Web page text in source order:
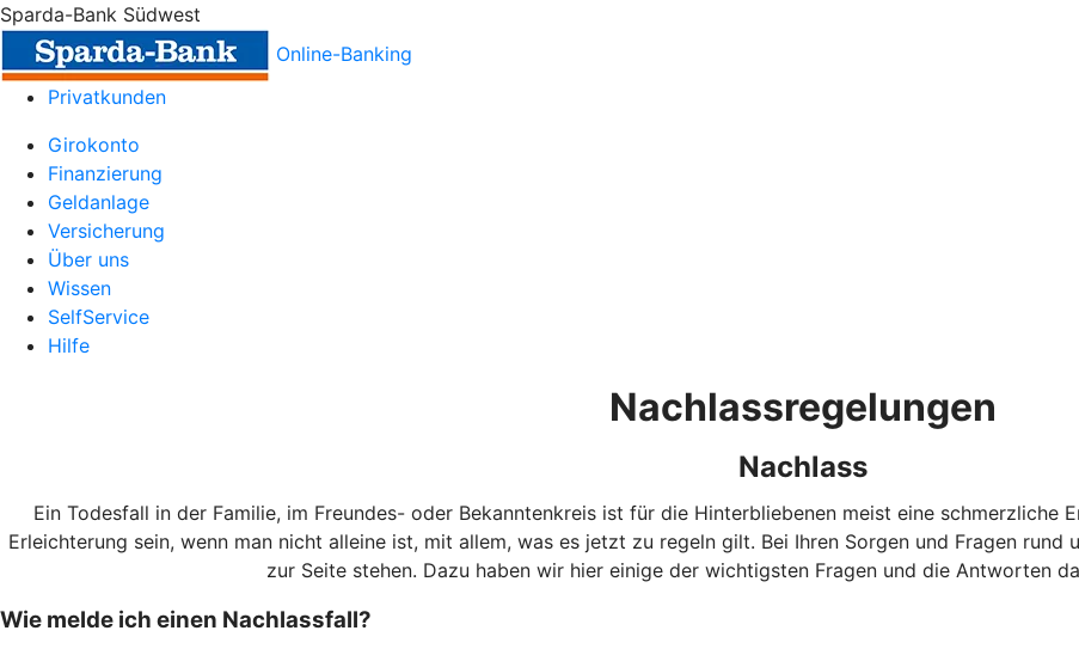
Sparda-Bank Südwest
Online-Banking
Privatkunden
Girokonto
Finanzierung
Geldanlage
Versicherung
Über uns
Wissen
SelfService
Hilfe
Nachlassregelungen
Nachlass
Ein Todesfall in der Familie, im Freundes- oder Bekanntenkreis ist für die Hinterbliebenen meist eine schmerzliche
Erleichterung sein, wenn man nicht alleine ist, mit allem, was es jetzt zu regeln gilt. Bei Ihren Sorgen und Fragen rund
zur Seite stehen. Dazu haben wir hier einige der wichtigsten Fragen und die Antworten
Wie melde ich einen Nachlassfall?